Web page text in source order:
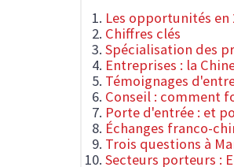
Les opportunités en
Chiffres clés
Spécialisation des
Entreprises : la
Témoignages
Conseil : comment
Porte d'entrée : et
Échanges franco-
Trois questions à
Secteurs porteurs :